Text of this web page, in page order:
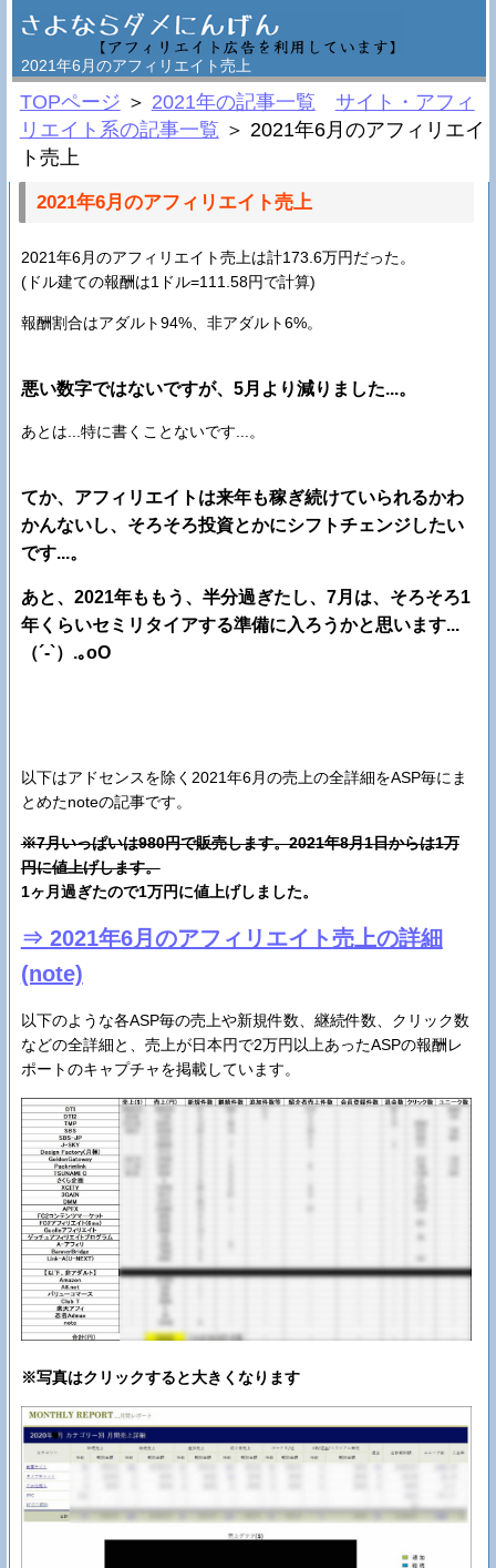
2021年6月のアフィリエイト売上
TOPページ ＞ 2021年の記事一覧
サイト・アフィ
リエイト系の記事一覧 ＞ 2021年6月のアフィリエイ
ト売上
2021年6月のアフィリエイト売上
2021年6月のアフィリエイト売上は計173.6万円だった。
(ドル建ての報酬は1ドル=111.58円で計算)
報酬割合はアダルト94%、非アダルト6%。
悪い数字ではないですが、5月より減りました...。
あとは...特に書くことないです...。
てか、アフィリエイトは来年も稼ぎ続けていられるかわ
かんないし、そろそろ投資とかにシフトチェンジしたい
です...。
あと、2021年ももう、半分過ぎたし、7月は、そろそろ1
年くらいセミリタイアする準備に入ろうかと思います...
（´-`）.｡oO
以下はアドセンスを除く2021年6月の売上の全詳細をASP毎にま
とめたnoteの記事です。
※7月いっぱいは980円で販売します。2021年8月1日からは1万
円に値上げします。
1ヶ月過ぎたので1万円に値上げしました。
⇒ 2021年6月のアフィリエイト売上の詳細
(note)
以下のような各ASP毎の売上や新規件数、継続件数、クリック数
などの全詳細と、売上が日本円で2万円以上あったASPの報酬レ
ポートのキャプチャを掲載しています。
※写真はクリックすると大きくなります